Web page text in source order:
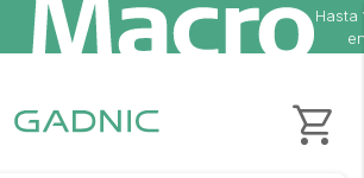
Hasta